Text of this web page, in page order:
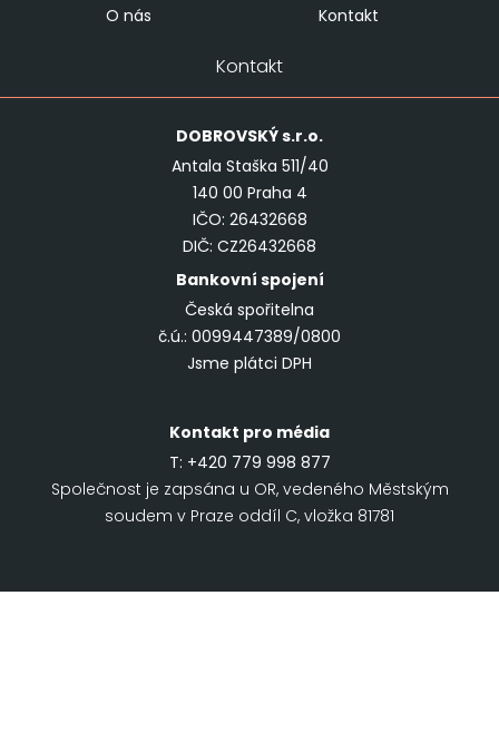
O nás
Kontakt
Kontakt
DOBROVSKÝs.r.o.
Antala Staška 511/40
140 00 Praha 4
IČO: 26432668
DIČ: CZ26432668
Bankovní spojení
Česká spořitelna
č.ú.: 0099447389/0800
Jsme plátci DPH
Kontakt pro média
T: +420 779 998 877
Společnost je zapsána u OR, vedeného Městským
soudem v Praze oddíl C, vložka 81781